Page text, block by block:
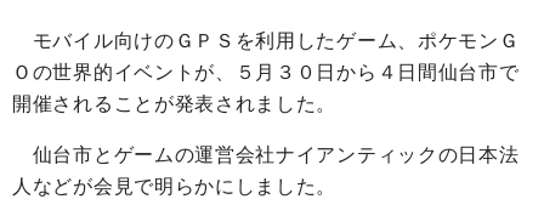
モバイル向けのＧＰＳを利用したゲーム、ポケモンＧ
Ｏの世界的イベントが、５月３０日から４日間仙台市で
開催されることが発表されました。
仙台市とゲームの運営会社ナイアンティックの日本法
人などが会見で明らかにしました。